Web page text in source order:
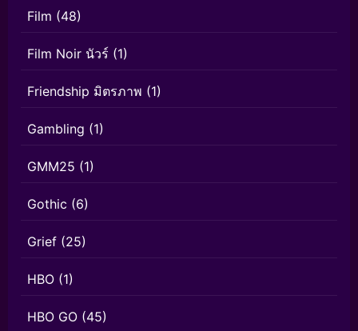
Film (48)
Film Noir นัวร์ (1)
Friendship มิตรภาพ (1)
Gambling (1)
GMM25 (1)
Gothic (6)
Grief (25)
HBO (1)
HBO GO (45)